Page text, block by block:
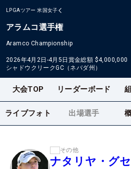
LPGAツアー 米国女子
アラムコ選手権
Aramco Championship
2026年4月2日-4月5日 賞金総額 $4,000,000
シャドウクリークGC（ネバダ州）
大会TOP リーダーボード
ライブフォト 出場選手
その他
ナタリヤ・グ